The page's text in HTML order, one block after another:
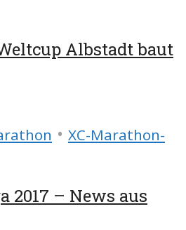
Albstadt baut
• XC-Marathon-
2017 – News aus